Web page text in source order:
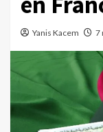
Yanis Kacem 7